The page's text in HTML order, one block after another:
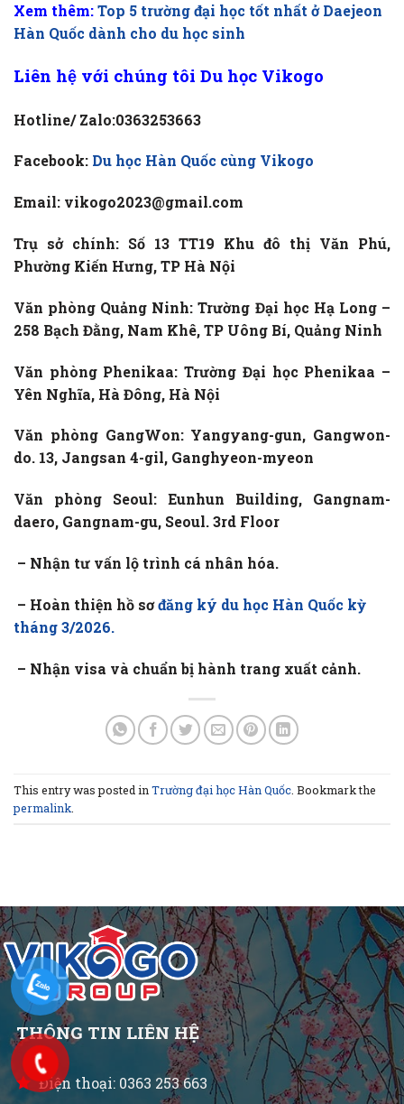
Xem thêm:Top 5 trường đại học tốt nhất ở Daejeon
Hàn Quốc dành cho du học sinh
Liên hệ với chúng tôi Du học Vikogo
Hotline/ Zalo:0363253663
Facebook: Du học Hàn Quốc cùng Vikogo
Email: vikogo2023@gmail.com
Trụ sở chính: Số 13 TT19 Khu đô thị Văn Phú,
Phường Kiến Hưng, TP Hà Nội
Văn phòng Quảng Ninh: Trường Đại học Hạ Long –
258 Bạch Đằng, Nam Khê, TP Uông Bí, Quảng Ninh
Văn phòng Phenikaa: Trường Đại học Phenikaa –
Yên Nghĩa, Hà Đông, Hà Nội
Văn phòng GangWon: Yangyang-gun, Gangwon-
do. 13, Jangsan 4-gil, Ganghyeon-myeon
Văn phòng Seoul: Eunhun Building, Gangnam-
daero, Gangnam-gu, Seoul. 3rd Floor
– Nhận tư vấn lộ trình cá nhân hóa.
– Hoàn thiện hồ sơđăng ký du học Hàn Quốc kỳ
tháng 3/2026.
– Nhận visa và chuẩn bị hành trang xuất cảnh.
This entry was posted in Trường đại học Hàn Quốc . Bookmark the
permalink
THÔNG TIN LIÊN HỆ
Điện thoại: 0363 253 663